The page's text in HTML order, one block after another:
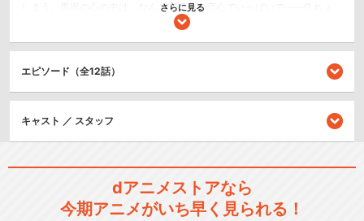
しまう。黒沢の心の中は、なんと安達への恋心でいっぱいで――!? ちょ
っと不思議な魔法の力が巻き起こす、“爽やかイケメン”から“30歳拗らせ
シリーズ／関連のアニメ作品
「30歳まで童貞だと魔法使い
さらに見る
エピソード（全12話）
キャスト ／ スタッフ
dアニメストアなら
今期アニメがいち早く見られる！